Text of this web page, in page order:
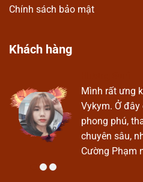
Chính sách bảo mật
Khách hàng
Mình rất ưng
Vykym. Ở
phong phú,
chuyên sâu,
Cường Phạm